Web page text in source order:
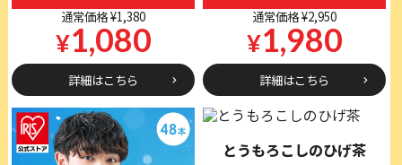
通常価格 ¥1,380
¥1,080
詳細はこちら
通常価格 ¥2,950
¥1,980
詳細はこちら
とうもろこしのひげ茶